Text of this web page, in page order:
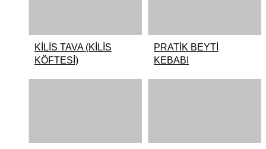
KİLİS TAVA (KİLİS
KÖFTESİ)
PRATİK BEYTİ
KEBABI